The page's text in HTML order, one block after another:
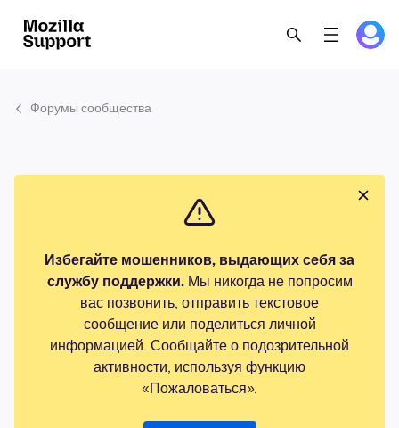
Форумы сообщества
Избегайте мошенников, выдающих себя за
службу поддержки.Мы никогда не попросим
вас позвонить, отправить текстовое
сообщение или поделиться личной
информацией. Сообщайте о подозрительной
активности, используя функцию
«Пожаловаться».